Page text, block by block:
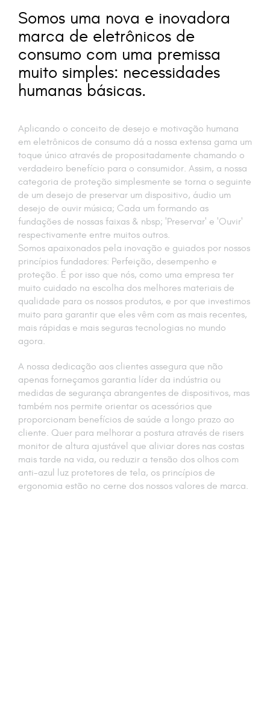
Somos uma nova e inovadora
marca de eletrônicos de
consumo com uma premissa
muito simples: necessidades
humanas básicas.
Aplicando o conceito de desejo e motivação humana
em eletrônicos de consumo dá a nossa extensa gama um
toque único através de propositadamente chamando o
verdadeiro benefício para o consumidor. Assim, a nossa
categoria de proteção simplesmente se torna o seguinte
de um desejo de preservar um dispositivo, áudio um
desejo de ouvir música; Cada um formando as
fundações de nossas faixas & nbsp; 'Preservar' e 'Ouvir'
respectivamente entre muitos outros.
Somos apaixonados pela inovação e guiados por nossos
princípios fundadores: Perfeição, desempenho e
proteção. É por isso que nós, como uma empresa ter
muito cuidado na escolha dos melhores materiais de
qualidade para os nossos produtos, e por que investimos
muito para garantir que eles vêm com as mais recentes,
mais rápidas e mais seguras tecnologias no mundo
agora.
A nossa dedicação aos clientes assegura que não
apenas forneçamos garantia líder da indústria ou
medidas de segurança abrangentes de dispositivos, mas
também nos permite orientar os acessórios que
proporcionam benefícios de saúde a longo prazo ao
cliente. Quer para melhorar a postura através de risers
monitor de altura ajustável que aliviar dores nas costas
mais tarde na vida, ou reduzir a tensão dos olhos com
anti-azul luz protetores de tela, os princípios de
ergonomia estão no cerne dos nossos valores de marca.